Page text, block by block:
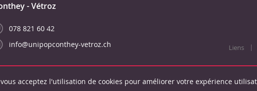
- Vétroz
078 821 60 42
info@unipopconthey-vetroz.ch
Liens
acceptez l'utilisation de cookies pour améliorer votre expérience